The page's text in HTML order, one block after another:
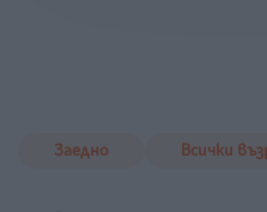
Заедно Всички